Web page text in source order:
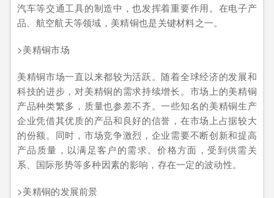
汽车等交通工具的制造中，也发挥着重要作用。在电子产
品、航空航天等领域，美精铜也是关键材料之一。
>美精铜市场
美精铜市场一直以来都较为活跃。随着全球经济的发展和
科技的进步，对美精铜的需求持续增长。市场上的美精铜
产品种类繁多，质量也参差不齐。一些知名的美精铜生产
企业凭借其优质的产品和良好的信誉，在市场上占据较大
的份额。同时，市场竞争激烈，企业需要不断创新和提高
产品质量，以满足客户的需求。价格方面，受到供需关
系、国际形势等多种因素的影响，存在一定的波动性。
>美精铜的发展前景